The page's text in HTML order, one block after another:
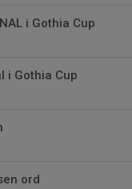
i Gothia Cup
i Gothia Cup
ord